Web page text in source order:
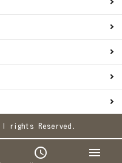
schedule menu
rights Reserved.